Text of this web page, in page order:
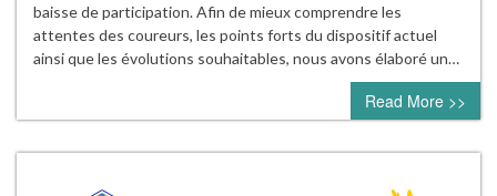
baisse de participation. Afin de mieux comprendre les
attentes des coureurs, les points forts du dispositif actuel
ainsi que les évolutions souhaitables, nous avons élaboré un…
Read More >>